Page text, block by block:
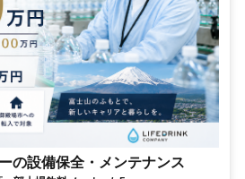
の設備保全・メンテナンス